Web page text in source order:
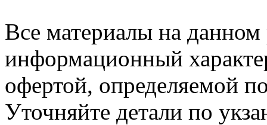
Все материалы на данном
информационный
офертой, определяемой
Уточняйте детали по